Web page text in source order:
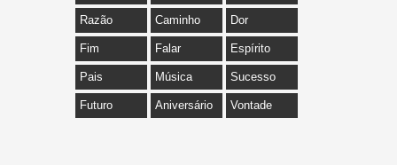
Razão Caminho Dor
Fim Falar Espírito
Pais Música Sucesso
Futuro Aniversário Vontade